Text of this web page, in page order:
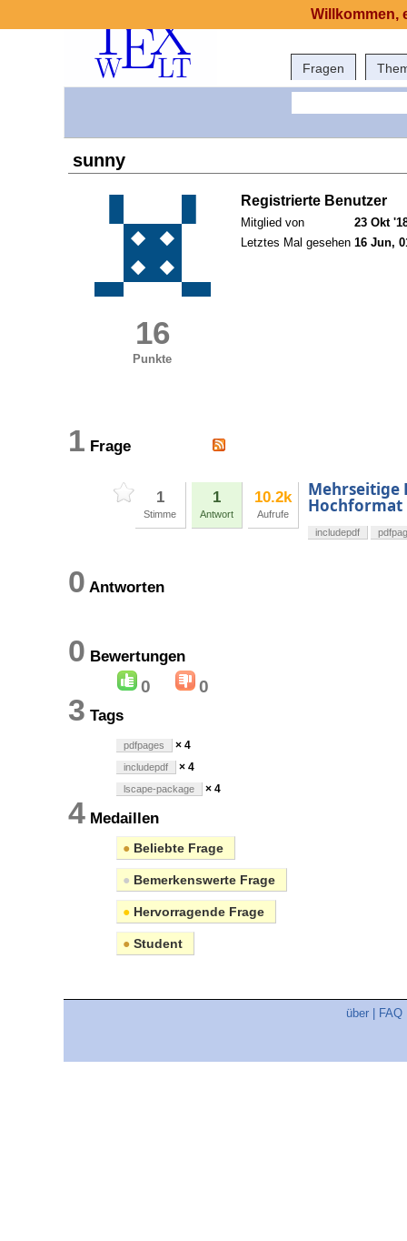
Fragen
sunny
16
Punkte
Registrierte Benutzer
Mitglied von
23 Okt
Letztes Mal gesehen 16 Jun,
1 Frage
1
Stimme
1
Antwort
10.2k
Aufrufe
Mehrseitige
Hochformat
includepdf
0 Antworten
0 Bewertungen
0 0
3 Tags
pdfpages × 4
includepdf × 4
lscape-package × 4
4 Medaillen
● Beliebte Frage
● Bemerkenswerte Frage
● Hervorragende Frage
● Student
über FAQ
Willkommen,